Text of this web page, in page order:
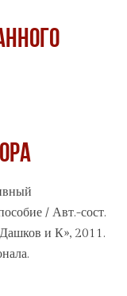
/ Авт.-сост.
и К», 2011.